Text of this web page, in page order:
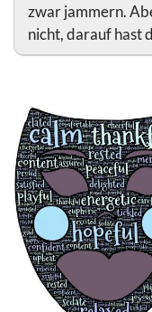
zwar jammern.
nicht, darauf hast